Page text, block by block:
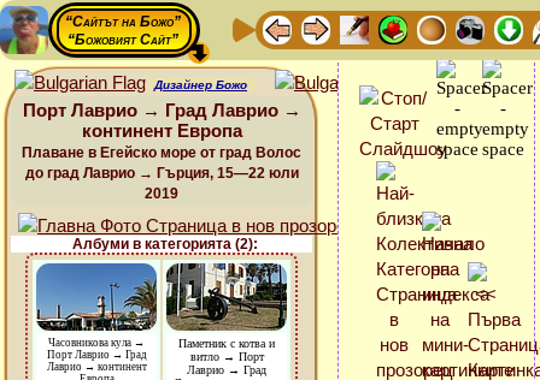
“Сайтът на Божо”
“Божовият Сайт”
Дизайнер Божо
Порт Лаврио → Град Лаврио →
континент Европа
Плаване в Егейско море от град Волос
до град Лаврио → Гърция, 15—22 юли
2019
Албуми в категорията (2):
Часовникова кула →
Порт Лаврио → Град
Лаврио → континент
Паметник с котва и
витло → Порт
Лаврио → Град